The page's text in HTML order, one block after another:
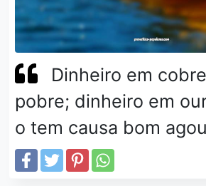
Dinheiro em
pobre; dinheiro em
o tem causa bom